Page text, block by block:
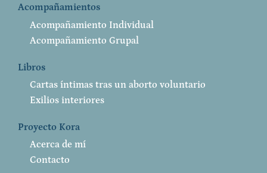
Acompañamientos
Acompañamiento Individual
Acompañamiento Grupal
Libros
Cartas íntimas tras un aborto voluntario
Exilios interiores
Proyecto Kora
Acerca de mí
Contacto